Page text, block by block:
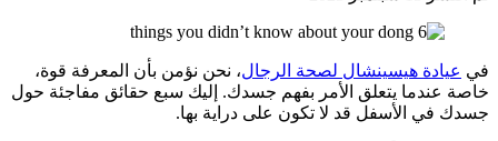
في عيادة هيسينشال لصحة الرجال، نحن نؤمن بأن المعرفة قوة،
خاصة عندما يتعلق الأمر بفهم جسدك. إليك سبع حقائق مفاجئة حول
جسدك في الأسفل قد لا تكون على دراية بها.